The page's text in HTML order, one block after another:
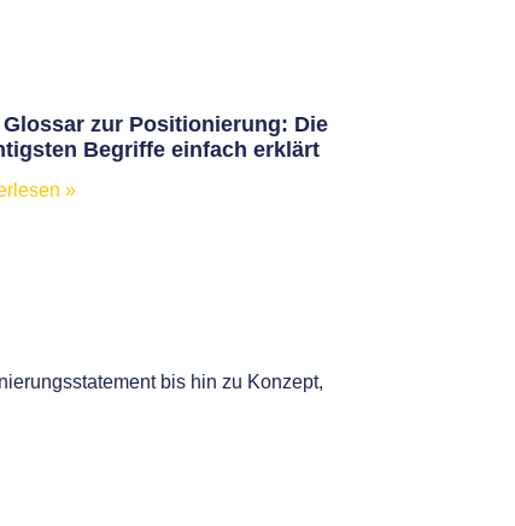
Glossar zur Positionierung: Die
Begriffe einfach erklärt
»
bis hin zu Konzept,